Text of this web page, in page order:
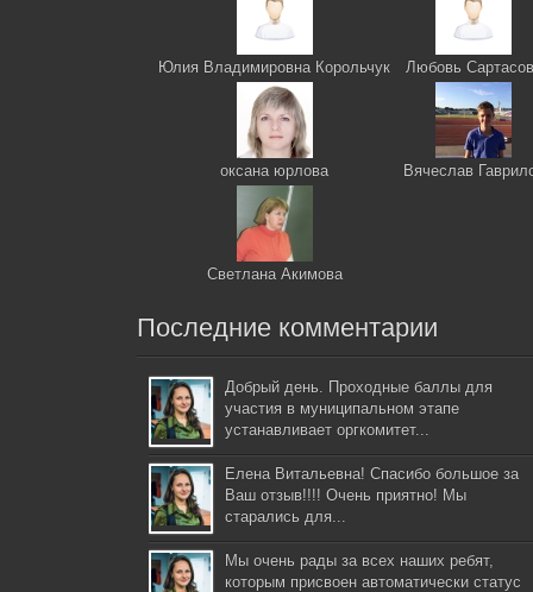
Юлия Владимировна Корольчук Любовь
оксана юрлова Вячеслав
Светлана Акимова
Последние комментарии
Добрый день. Проходные баллы для
участия в муниципальном этапе
устанавливает оргкомитет...
Елена Витальевна! Спасибо большое за
Ваш отзыв!!!! Очень приятно! Мы
старались для...
Мы очень рады за всех наших ребят,
которым присвоен автоматически статус